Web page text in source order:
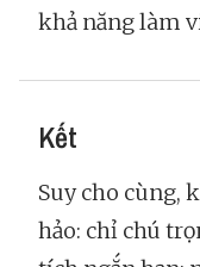
khả năng làm
Kết
Suy cho cùng,
hảo: chỉ chú